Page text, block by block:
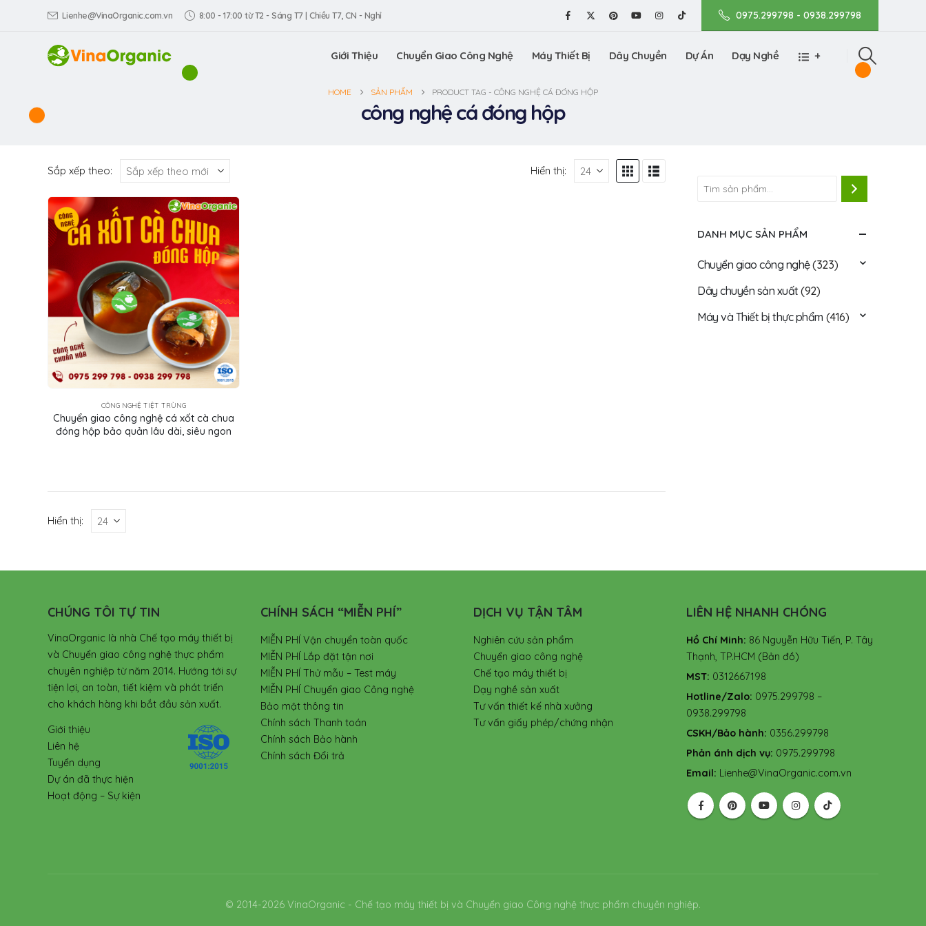
Lienhe@VinaOrganic.com.vn 8:00 - 17:00 từ T2 - Sáng T7 | Chiều T7, CN - Nghỉ 0975.299798 - 0938.299798
Giới Thiệu Chuyển Giao Công Nghệ Máy Thiết Bị Dây Chuyền Dự Án Dạy Nghề +
HOME SẢN PHẨM PRODUCT TAG - CÔNG NGHỆ CÁ ĐÓNG HỘP
công nghệ cá đóng hộp
Sắp xếp theo: Hiển thị:
CÔNG NGHỆ TIỆT TRÙNG
Chuyển giao công nghệ cá xốt cà chua
đóng hộp bảo quản lâu dài, siêu ngon
Hiển thị:
DANH MỤC SẢN PHẨM
Chuyển giao công nghệ(323)
Dây chuyền sản xuất(92)
Máy và Thiết bị thực phẩm (416)
CHÚNG TÔI TỰ TIN
VinaOrganic là nhà Chế tạo máy thiết bị
và Chuyển giao công nghệ thực phẩm
chuyên nghiệp từ năm 2014. Hướng tới sự
tiện lợi, an toàn, tiết kiệm và phát triển
cho khách hàng khi bắt đầu sản xuất.
Giới thiệu
Liên hệ
Tuyển dụng
Dự án đã thực hiện
Hoạt động – Sự kiện
CHÍNH SÁCH “MIỄN PHÍ”
MIỄN PHÍ Vận chuyển toàn quốc
MIỄN PHÍ Lắp đặt tận nơi
MIỄN PHÍ Thử mẫu – Test máy
MIỄN PHÍ Chuyển giao Công nghệ
Bảo mật thông tin
Chính sách Thanh toán
Chính sách Bảo hành
Chính sách Đổi trả
DỊCH VỤ TẬN TÂM
Nghiên cứu sản phẩm
Chuyển giao công nghệ
Chế tạo máy thiết bị
Dạy nghề sản xuất
Tư vấn thiết kế nhà xưởng
Tư vấn giấy phép/chứng nhận
LIÊN HỆ NHANH CHÓNG
Hồ Chí Minh: 86 Nguyễn Hữu Tiến, P. Tây
Thạnh, TP.HCM (Bản đồ)
MST: 0312667198
Hotline/Zalo: 0975.299798 –
0938.299798
CSKH/Bảo hành: 0356.299798
Phản ánh dịch vụ: 0975.299798
Email: Lienhe@VinaOrganic.com.vn
© 2014-2026 VinaOrganic - Chế tạo máy thiết bị và Chuyển giao Công nghệ thực phẩm chuyên nghiệp.